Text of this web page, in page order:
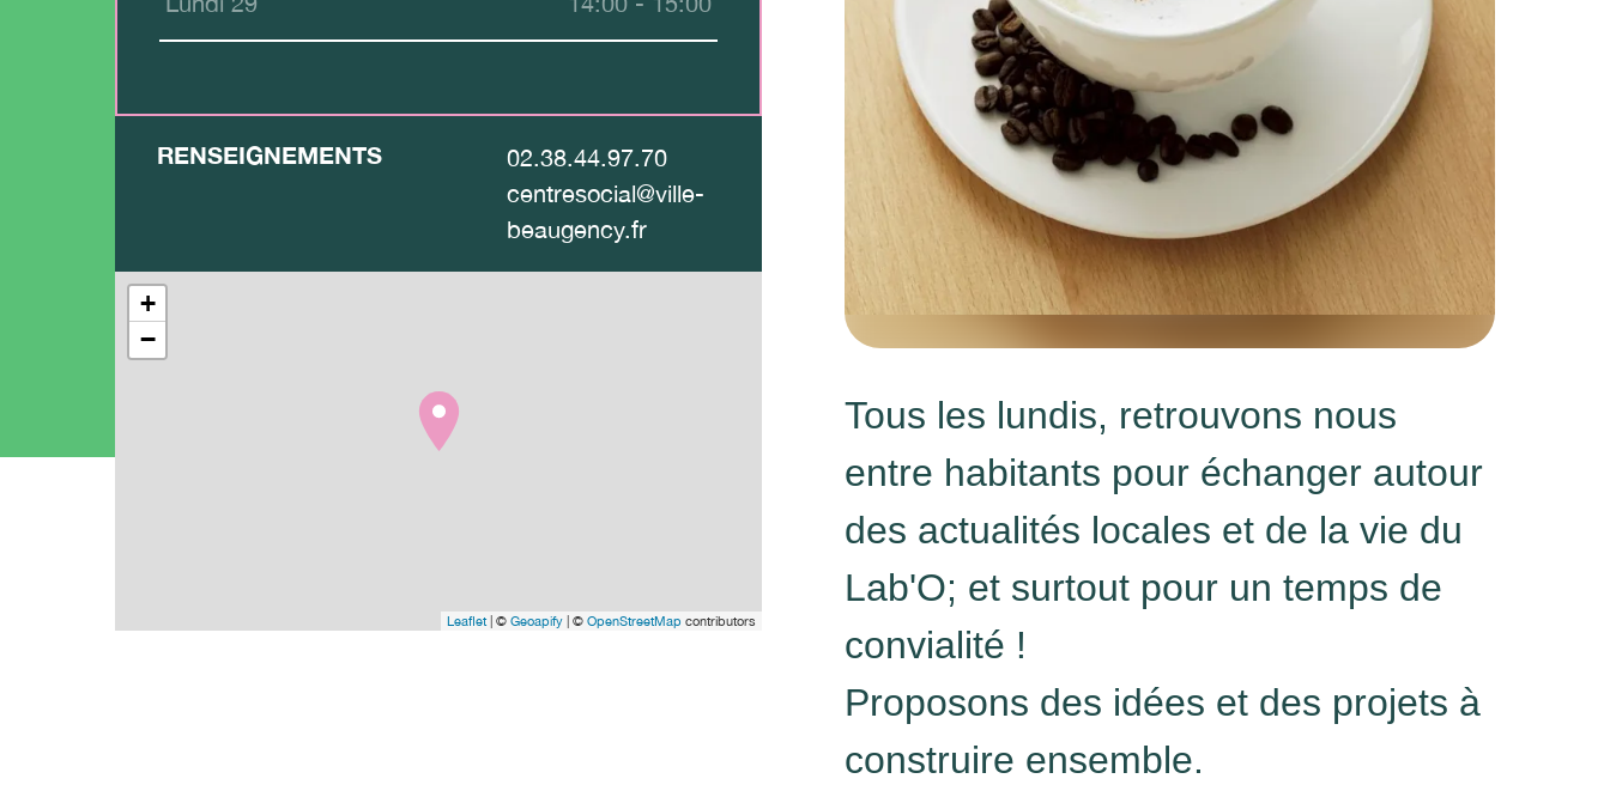
RENSEIGNEMENTS
02.38.44.97.70
centresocial@ville-
beaugency.fr
+
−
Leaflet| © Geoapify | © OpenStreetMap contributors
Tous les lundis, retrouvons nous
entre habitants pour échanger autour
des actualités locales et de la vie du
Lab'O; et surtout pour un temps de
convialité !
Proposons des idées et des projets à
construire ensemble.